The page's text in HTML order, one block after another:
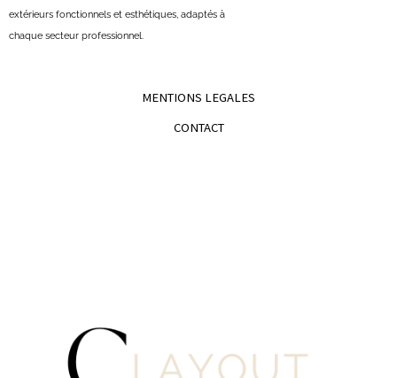
extérieurs fonctionnels et esthétiques, adaptés à
chaque secteur professionnel.
MENTIONS LEGALES
CONTACT